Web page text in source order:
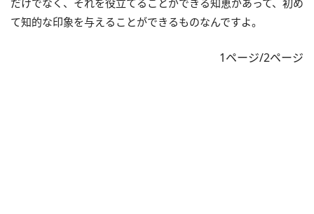
だけでなく、それを役立てることができる知恵があって、初め
て知的な印象を与えることができるものなんですよ。
1ページ/2ページ